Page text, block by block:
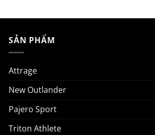
SẢN PHẨM
Attrage
New Outlander
Pajero Sport
Triton Athlete